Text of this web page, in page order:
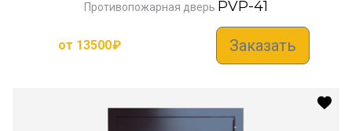
Противопожарная дверь PVP-41
от 13500₽ Заказать